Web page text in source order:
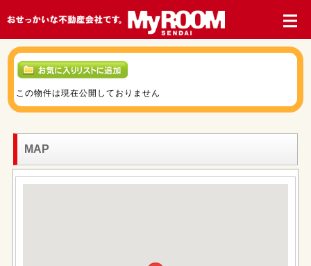
この物件は現在公開しておりません
MAP